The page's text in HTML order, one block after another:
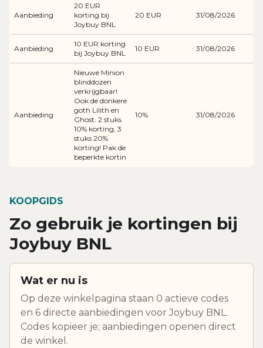
Aanbieding
20 EUR
korting bij
Joybuy BNL
20 EUR 31/08/2026
Aanbieding
10 EUR korting
bij Joybuy BNL
10 EUR 31/08/2026
Aanbieding
Nieuwe Minion
blinddozen
verkrijgbaar!
Ook de donkere
goth Lilith en
Ghost. 2 stuks
10% korting, 3
stuks 20%
korting! Pak de
beperkte kortin
10% 31/08/2026
KOOPGIDS
Zo gebruik je kortingen bij
Joybuy BNL
Wat er nu is
Op deze winkelpagina staan 0 actieve codes
en 6 directe aanbiedingen voor Joybuy BNL.
Codes kopieer je; aanbiedingen openen direct
de winkel.